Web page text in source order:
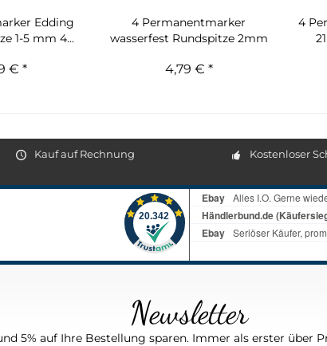
Edding
1-5 mm 4...
€ *
4 Permanentmarker
wasserfest Rundspitze 2mm
4,79 € *
4
Kauf auf Rechnung Kostenloser
Newsletter
5% auf Ihre Bestellung sparen. Immer als erster über